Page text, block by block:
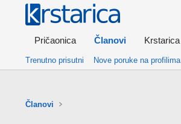
Pričaonica Članovi Krstarica
Trenutno prisutni Nove poruke na profilima
Članovi